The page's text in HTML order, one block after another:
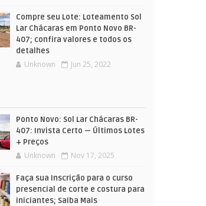
Compre seu Lote: Loteamento Sol
Lar Chácaras em Ponto Novo BR-
407; confira valores e todos os
detalhes
Unknown Jun 25, 2022
Ponto Novo: Sol Lar Chácaras BR-
407: Invista Certo — Últimos Lotes
+ Preços
Unknown Nov 17, 2025
Faça sua Inscrição para o curso
presencial de corte e costura para
iniciantes; Saiba Mais